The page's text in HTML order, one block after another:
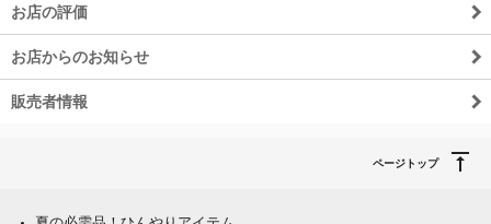
お店の評価
お店からのお知らせ
販売者情報
ページトップ